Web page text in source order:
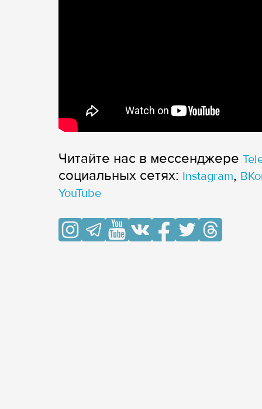
Читайте нас в мессенджере
cоциальных сетях: Instagram,
YouTube